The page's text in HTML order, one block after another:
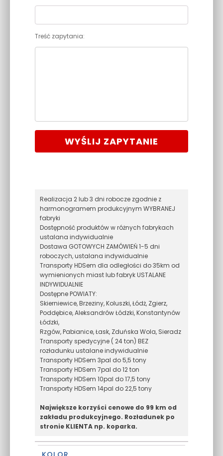
Treść zapytania:
WYŚLIJ ZAPYTANIE
Realizacja 2 lub 3 dni robocze zgodnie z
harmonogramem produkcyjnym WYBRANEJ
fabryki
Dostępność produktów w różnych fabrykach
ustalana indywidualnie
Dostawa GOTOWYCH ZAMÓWIEŃ 1-5 dni
roboczych, ustalana indywidualnie
Transporty HDSem dla odległości do 35km od
wymienionych miast lub fabryk USTALANE
INDYWIDUALNIE
Dostępne POWIATY:
Skierniewice, Brzeziny, Koluszki, Łódż, Zgierz,
Poddębice, Aleksandrów Łódzki, Konstantynów
Łódzki,
Rzgów, Pabianice, Łask, Zduńska Wola, Sieradz
Transporty spedycyjne ( 24 ton) BEZ
rozładunku ustalane indywidualnie
Transporty HDSem 3pal do 5,5 tony
Transporty HDSem 7pal do 12 ton
Transporty HDSem 10pal do 17,5 tony
Transporty HDSem 14pal do 22,5 tony
Największe korzyści cenowe do 99 km od
zakładu produkcyjnego. Rozładunek po
stronie KLIENTA np. koparka.